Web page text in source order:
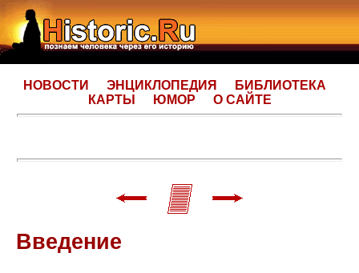
НОВОСТИ ЭНЦИКЛОПЕДИЯ
БИБЛИОТЕКА
КАРТЫ
ЮМОР О САЙТЕ
Введение